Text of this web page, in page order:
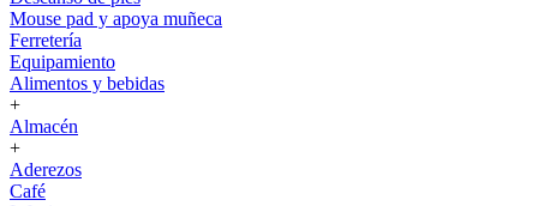
Mouse pad y apoya muñeca
Ferretería
Equipamiento
Alimentos y bebidas
+
Almacén
+
Aderezos
Café